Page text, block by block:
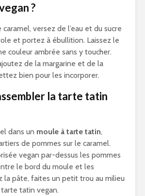
?
versez de l’eau et du sucre
et portez à ébullition. Laissez le
couleur ambrée sans y toucher.
de la margarine et de la
bien pour les incorporer.
la tarte tatin
dans un moule à tarte tatin,
de pommes sur le caramel.
vegan par-dessus les pommes
le bord du moule et les
la pâte, faites un petit trou au milieu
tatin vegan.